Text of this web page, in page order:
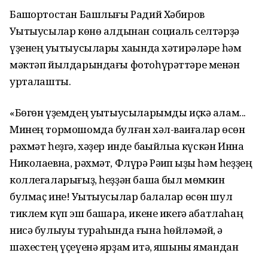
Башҡортостан Башлығы Радий Хәбиров
Уҡытыусылар көнө алдынан социаль селтәрҙә
үҙенең уҡытыусылары хаҡында хәтирәләре һәм
мәктәп йылдарындағы фотоһүрәттәре менән
уртаҡлашты.
«Бөгөн үҙемдең уҡытыусыларымды иҫкә алам...
Минең тормошомда булған хәл-ваҡиғалар өсөн
рәхмәт һеҙгә, хәҙер инде баҡыйлыҡҡа күскән Инна
Николаевна, рәхмәт, Флүрә Рәҡип ҡыҙы һәм һеҙҙең
коллегаларығыҙ, һеҙҙән башҡа был мөмкин
булмаҫ ине! Уҡытыусылар балалар өсөн шул
тиклем күп эш башҡара, икене икегә ҡабатлаһаң
нисә булыуы тураһында ғына һөйләмәй, ә
шәхестең үҫеүенә ярҙам итә, яҡшыны ямандан